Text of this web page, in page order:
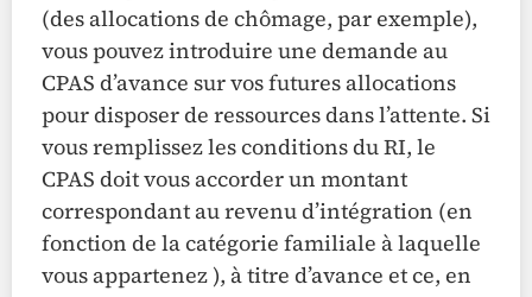
(des allocations de chômage, par exemple),
vous pouvez introduire une demande au
CPAS d’avance sur vos futures allocations
pour disposer de ressources dans l’attente. Si
vous remplissez les conditions du RI, le
CPAS doit vous accorder un montant
correspondant au revenu d’intégration (en
fonction de la catégorie familiale à laquelle
vous appartenez ), à titre d’avance et ce, en